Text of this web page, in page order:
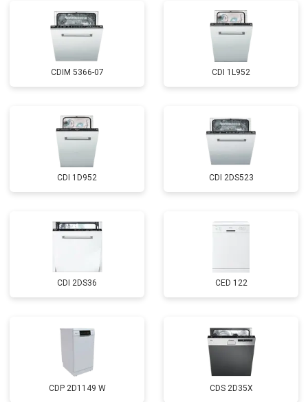
Замена проточного
нагревательного элемента
от 2000 ₽ Заказать
Замена прессостата от 1590 ₽ Заказать
дверцы
от 1600 ₽
Замена заливного шланга с
системой Аквастоп
от 1100 ₽ Заказать
Замена заливного шланга
CDIM 5366-07 CDI 1L952
CDI 1D952 CDI 2DS523
CDI 2DS36 CED 122
CDP 2D1149 W CDS 2D35X